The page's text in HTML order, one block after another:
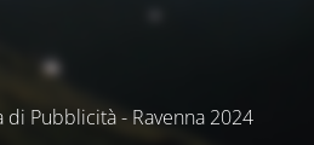
Pubblicità - Ravenna 2024